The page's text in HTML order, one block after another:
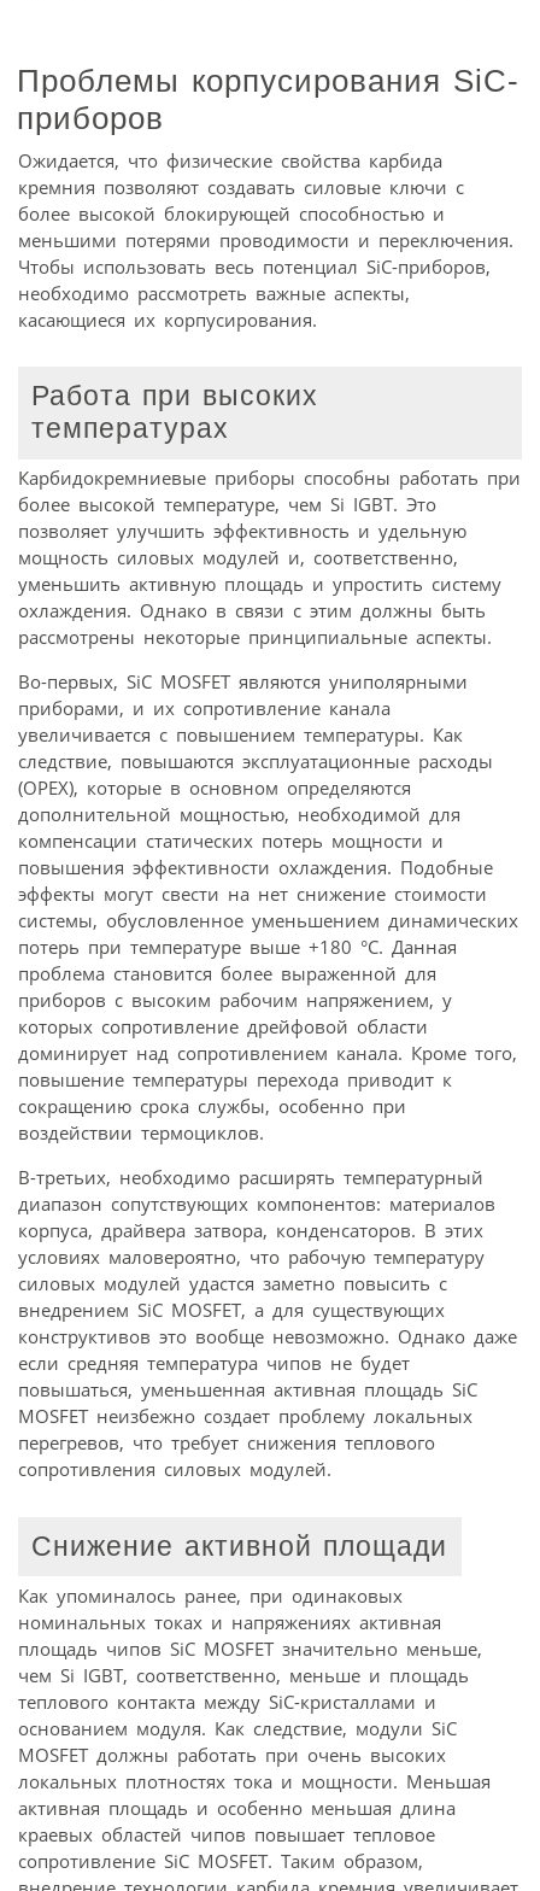
Проблемы корпусирования SiC-
приборов
Ожидается, что физические свойства карбида
кремния позволяют создавать силовые ключи с
более высокой блокирующей способностью и
меньшими потерями проводимости и переключения.
Чтобы использовать весь потенциал SiC-приборов,
необходимо рассмотреть важные аспекты,
касающиеся их корпусирования.
Работа при высоких
температурах
Карбидокремниевые приборы способны работать при
более высокой температуре, чем Si IGBT. Это
позволяет улучшить эффективность и удельную
мощность силовых модулей и, соответственно,
уменьшить активную площадь и упростить систему
охлаждения. Однако в связи с этим должны быть
рассмотрены некоторые принципиальные аспекты.
Во-первых, SiC MOSFET являются униполярными
приборами, и их сопротивление канала
увеличивается с повышением температуры. Как
следствие, повышаются эксплуатационные расходы
(OPEX), которые в основном определяются
дополнительной мощностью, необходимой для
компенсации статических потерь мощности и
повышения эффективности охлаждения. Подобные
эффекты могут свести на нет снижение стоимости
системы, обусловленное уменьшением динамических
потерь при температуре выше +180 °C. Данная
проблема становится более выраженной для
приборов с высоким рабочим напряжением, у
которых сопротивление дрейфовой области
доминирует над сопротивлением канала. Кроме того,
повышение температуры перехода приводит к
сокращению срока службы, особенно при
воздействии термоциклов.
В-третьих, необходимо расширять температурный
диапазон сопутствующих компонентов: материалов
корпуса, драйвера затвора, конденсаторов. В этих
условиях маловероятно, что рабочую температуру
силовых модулей удастся заметно повысить с
внедрением SiC MOSFET, а для существующих
конструктивов это вообще невозможно. Однако даже
если средняя температура чипов не будет
повышаться, уменьшенная активная площадь SiC
MOSFET неизбежно создает проблему локальных
перегревов, что требует снижения теплового
сопротивления силовых модулей.
Снижение активной площади
Как упоминалось ранее, при одинаковых
номинальных токах и напряжениях активная
площадь чипов SiC MOSFET значительно меньше,
чем Si IGBT, соответственно, меньше и площадь
теплового контакта между SiC-кристаллами и
основанием модуля. Как следствие, модули SiC
MOSFET должны работать при очень высоких
локальных плотностях тока и мощности. Меньшая
активная площадь и особенно меньшая длина
краевых областей чипов повышает тепловое
сопротивление SiC MOSFET. Таким образом,